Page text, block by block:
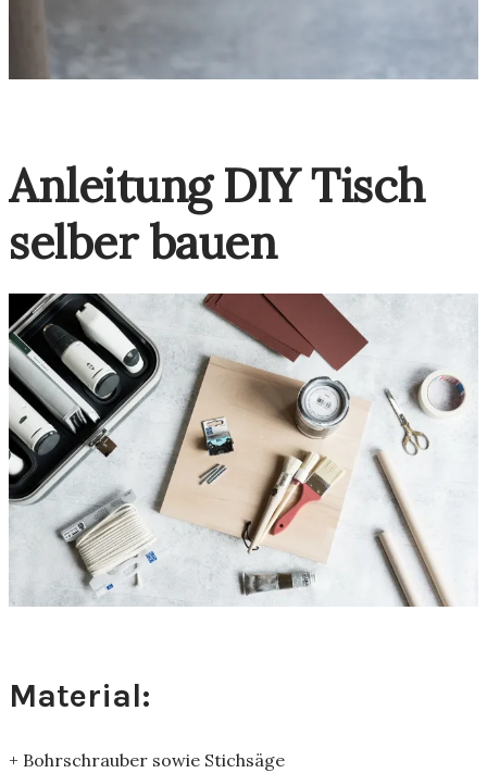
Anleitung DIY Tisch
selber bauen
Material:
+ Bohrschrauber sowie Stichsäge